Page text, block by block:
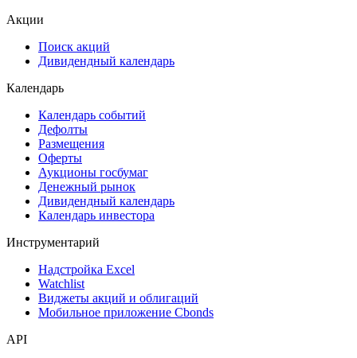
Акции
Поиск акций
Дивидендный календарь
Календарь
Календарь событий
Дефолты
Размещения
Оферты
Аукционы госбумаг
Денежный рынок
Дивидендный календарь
Календарь инвестора
Инструментарий
Надстройка Excel
Watchlist
Виджеты акций и облигаций
Мобильное приложение Cbonds
API